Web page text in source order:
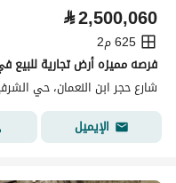
⃁2,500,060
625 م2
فرصه مميزه أرض تجارية للبيع
شارع حجر ابن النعمان، حي
الإيميل